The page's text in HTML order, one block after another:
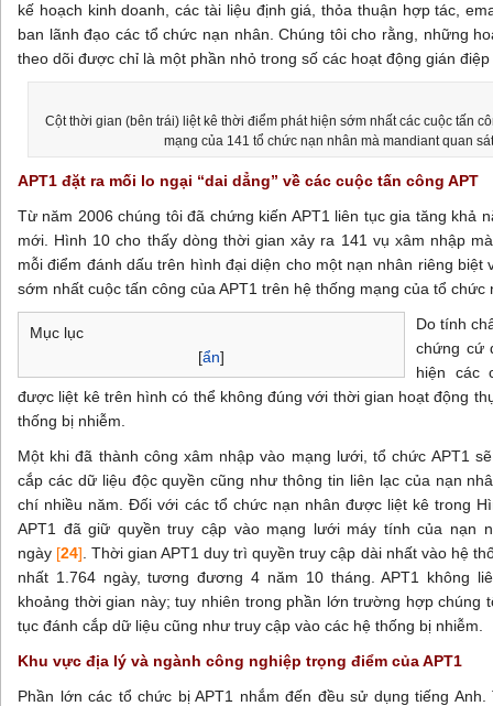
kế hoạch kinh doanh, các tài liệu định giá, thỏa thuận hợp tác,
ban lãnh đạo các tổ chức nạn nhân. Chúng tôi cho rằng, những
theo dõi được chỉ là một phần nhỏ trong số các hoạt động gián
Cột thời gian (bên trái) liệt kê thời điểm phát hiện sớm nhất các cuộc tấn
mạng của 141 tổ chức nạn nhân mà mandiant quan
APT1 đặt ra mối lo ngại “dai dẳng” về các cuộc tấn công APT
Từ năm 2006 chúng tôi đã chứng kiến APT1 liên tục gia tăng khả
mới. Hình 10 cho thấy dòng thời gian xảy ra 141 vụ xâm nhập
mỗi điểm đánh dấu trên hình đại diện cho một nạn nhân riêng biệt
sớm nhất cuộc tấn công của APT1 trên hệ thống mạng của tổ
Mục lục
[ẩn]
Do tính
chứng cứ
hiện các
được liệt kê trên hình có thể không đúng với thời gian hoạt động
thống bị nhiễm.
Một khi đã thành công xâm nhập vào mạng lưới, tổ chức APT1
cắp các dữ liệu độc quyền cũng như thông tin liên lạc của nạn
chí nhiều năm. Đối với các tổ chức nạn nhân được liệt kê trong
APT1 đã giữ quyền truy cập vào mạng lưới máy tính của nạn
ngày [24] . Thời gian APT1 duy trì quyền truy cập dài nhất vào hệ
nhất 1.764 ngày, tương đương 4 năm 10 tháng. APT1 không
khoảng thời gian này; tuy nhiên trong phần lớn trường hợp chúng
tục đánh cắp dữ liệu cũng như truy cập vào các hệ thống bị nhiễm.
Khu vực địa lý và ngành công nghiệp trọng điểm của APT1
Phần lớn các tổ chức bị APT1 nhắm đến đều sử dụng tiếng Anh.